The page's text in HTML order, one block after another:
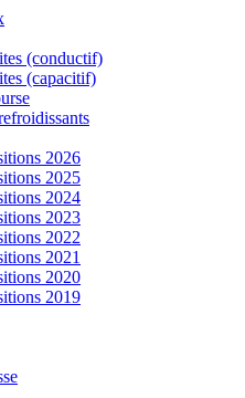
(conductif)
(capacitif)
2026
2025
2024
2023
2022
2021
2020
2019